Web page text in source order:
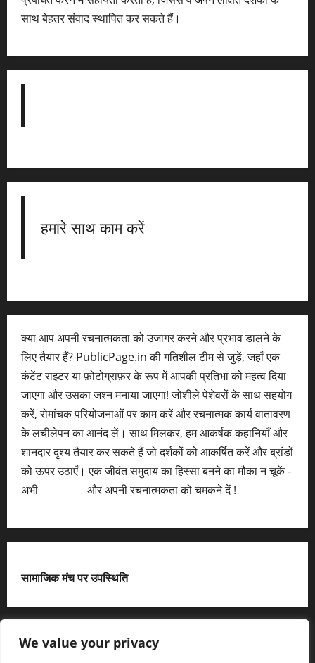
We value your privacy
साथ बेहतर संवाद स्थापित कर सकते हैं।
हमारे साथ काम करें
क्या आप अपनी रचनात्मकता को उजागर करने और प्रभाव डालने के
लिए तैयार हैं? PublicPage.in की गतिशील टीम से जुड़ें, जहाँ एक
कंटेंट राइटर या फ़ोटोग्राफ़र के रूप में आपकी प्रतिभा को महत्व दिया
जाएगा और उसका जश्न मनाया जाएगा! जोशीले पेशेवरों के साथ सहयोग
करें, रोमांचक परियोजनाओं पर काम करें और रचनात्मक कार्य वातावरण
के लचीलेपन का आनंद लें। साथ मिलकर, हम आकर्षक कहानियाँ और
शानदार दृश्य तैयार कर सकते हैं जो दर्शकों को आकर्षित करें और ब्रांडों
को ऊपर उठाएँ। एक जीवंत समुदाय का हिस्सा बनने का मौका न चूकें -
अभी
और अपनी रचनात्मकता को चमकने दें !
सामाजिक मंच पर उपस्थिति
X